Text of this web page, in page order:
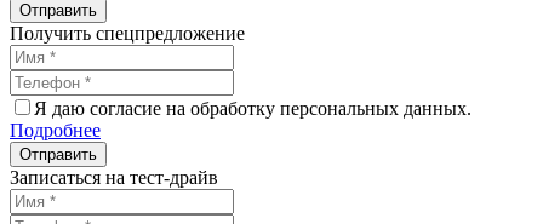
Получить спецпредложение
Я даю согласие на обработку персональных данных.
Подробнее
Записаться на тест-драйв